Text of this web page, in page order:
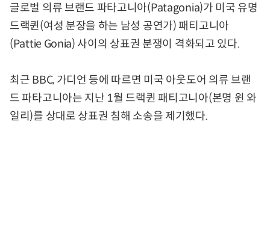
글로벌 의류 브랜드 파타고니아(Patagonia)가 미국 유명
드랙퀸(여성 분장을 하는 남성 공연가) 패티고니아
(Pattie Gonia) 사이의 상표권 분쟁이 격화되고 있다.
최근 BBC, 가디언 등에 따르면 미국 아웃도어 의류 브랜
드 파타고니아는 지난 1월 드랙퀸 패티고니아(본명 윈 와
일리)를 상대로 상표권 침해 소송을 제기했다.